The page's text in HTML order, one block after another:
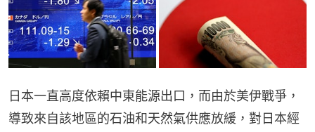
日本一直高度依賴中東能源出口，而由於美伊戰爭，
導致來自該地區的石油和天然氣供應放緩，對日本經